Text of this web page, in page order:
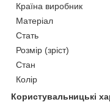
Країна виробник
Матеріал
Стать
Розмір (зріст)
Стан
Колір
Користувальницькі